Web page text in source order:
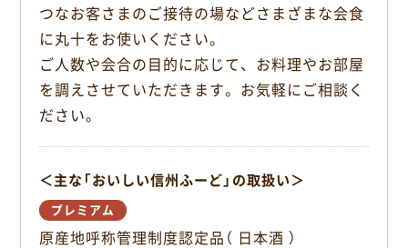
o
o
k
つなお客さまのご接待の場などさまざまな会食
に丸十をお使いください。
ご人数や会合の目的に応じて、お料理やお部屋
を調えさせていただきます。お気軽にご相談く
ださい。
＜主な「おいしい信州ふーど」の取扱い＞
プレミアム
原産地呼称管理制度認定品（ 日本酒 ）